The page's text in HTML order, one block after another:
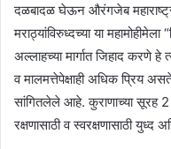
दळबादळ घेऊन औरंगजेब
मराठ्यांविरुध्दच्या या
अल्लाहच्या मार्गात जिहाद करणे हे
व मालमत्तेपेक्षाही अधिक प्रिय
सांगितलेले आहे. कुराणाच्या सूरह
रक्षणासाठी व स्वरक्षणासाठी युध्द